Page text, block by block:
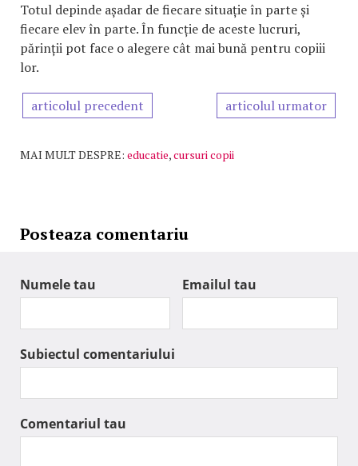
Totul depinde așadar de fiecare situație în parte și
fiecare elev în parte. În funcție de aceste lucruri,
părinții pot face o alegere cât mai bună pentru copiii
lor.
articolul precedent articolul urmator
MAI MULT DESPRE: educatie,cursuri copii
Posteaza comentariu
Numele tau Emailul tau
Subiectul comentariului
Comentariul tau